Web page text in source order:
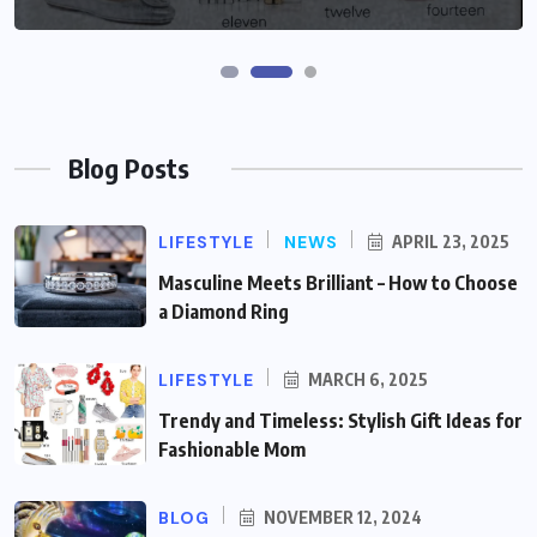
Blog Posts
LIFESTYLE NEWS APRIL 23, 2025
Masculine Meets Brilliant – How to Choose
a Diamond Ring
LIFESTYLE MARCH 6, 2025
Trendy and Timeless: Stylish Gift Ideas for
Fashionable Mom
BLOG NOVEMBER 12, 2024